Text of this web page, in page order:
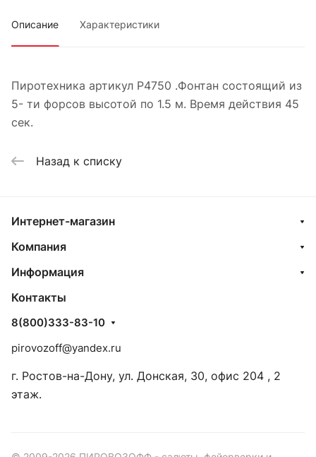
Описание Характеристики
Пиротехника артикул Р4750 .Фонтан состоящий из
5- ти форсов высотой по 1.5 м. Время действия 45
сек.
Назад к списку
Интернет-магазин
Компания
Информация
Контакты
8(800)333-83-10
pirovozoff@yandex.ru
г. Ростов-на-Дону, ул. Донская, 30, офис 204 , 2
этаж.